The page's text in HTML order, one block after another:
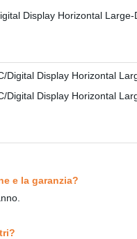
e la garanzia?